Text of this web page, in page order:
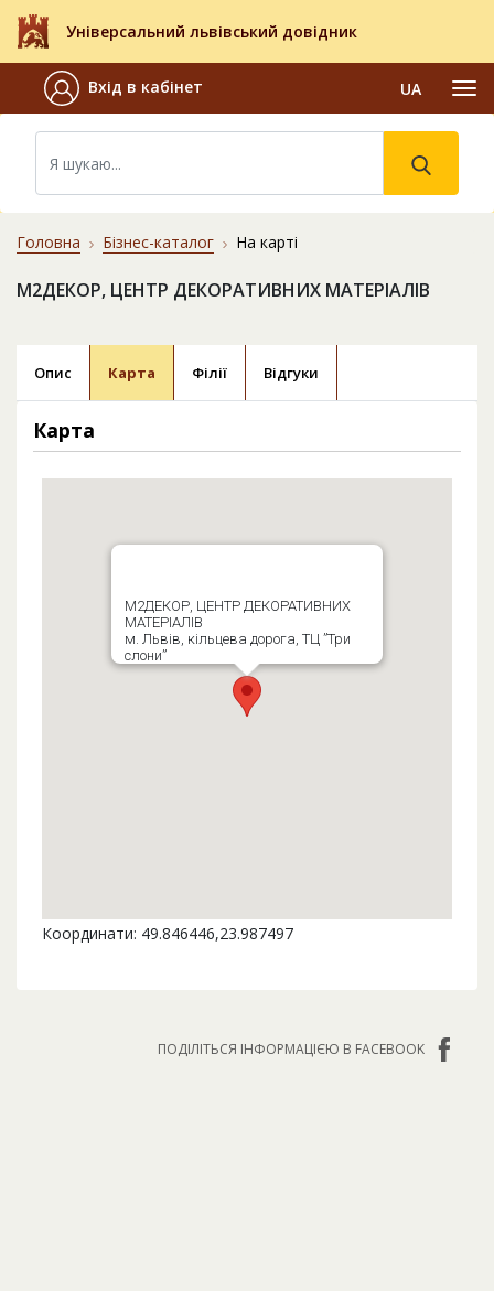
Універсальний львівський довідник
Вхід в кабінет UA
Головна Бізнес-каталог На карті
М2ДЕКОР, ЦЕНТР ДЕКОРАТИВНИХ МАТЕРІАЛІВ
Опис Карта Філії Відгуки
Карта
М2ДЕКОР, ЦЕНТР ДЕКОРАТИВНИХ
МАТЕРІАЛІВ
м. Львів, кільцева дорога, ТЦ ”Три
слони”
Координати: 49.846446,23.987497
ПОДІЛІТЬСЯ ІНФОРМАЦІЄЮ В FACEBOOK